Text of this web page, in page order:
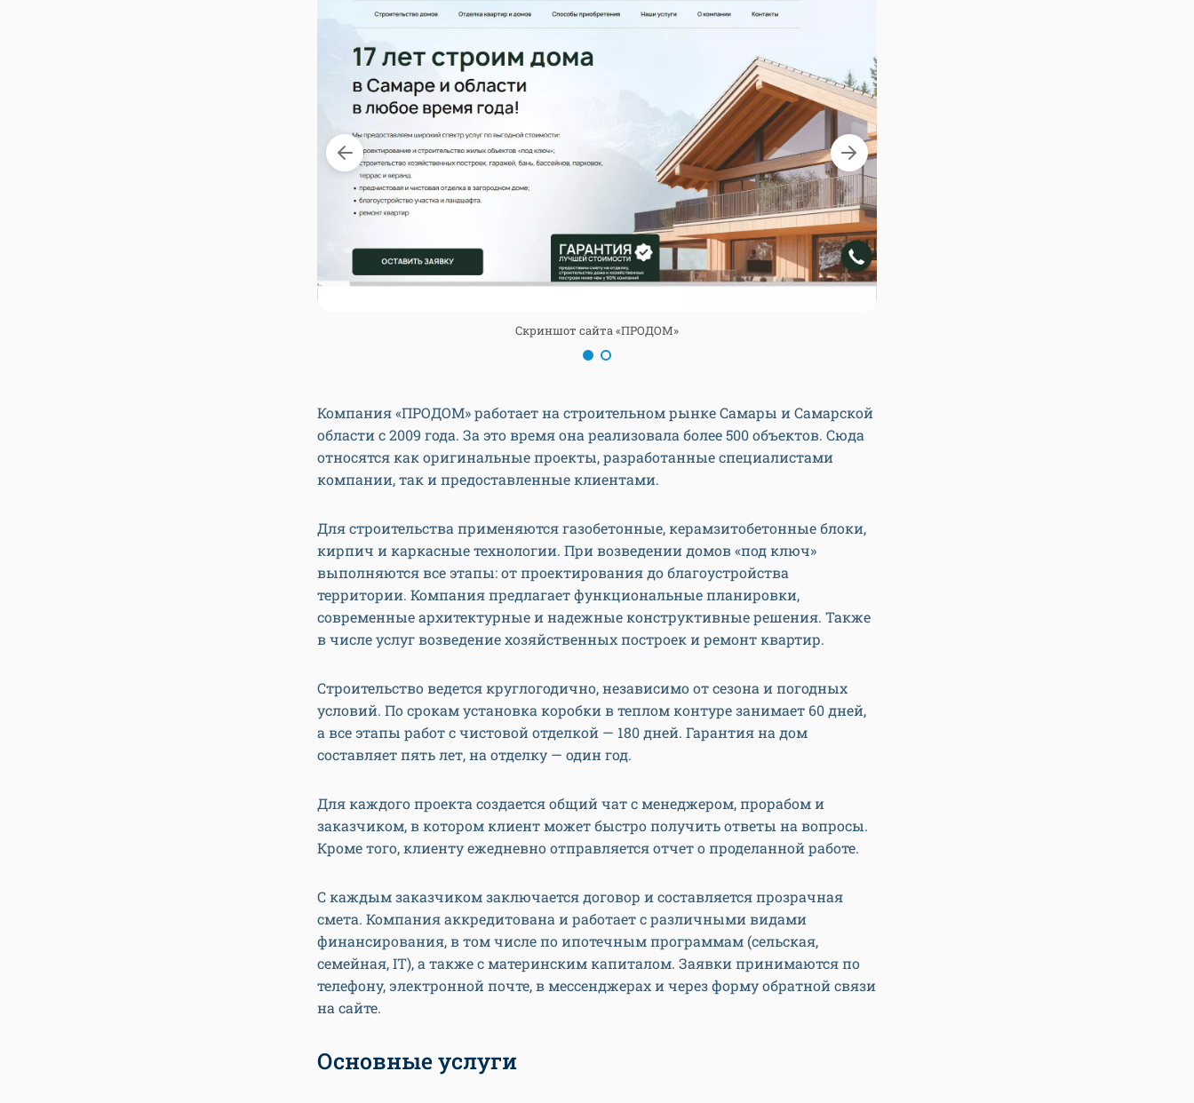
Скриншот сайта «ПРОДОМ»
Компания «ПРОДОМ» работает на строительном рынке Самары и Самарской
области с 2009 года. За это время она реализовала более 500 объектов. Сюда
относятся как оригинальные проекты, разработанные специалистами
компании, так и предоставленные клиентами.
Для строительства применяются газобетонные, керамзитобетонные блоки,
кирпич и каркасные технологии. При возведении домов «под ключ»
выполняются все этапы: от проектирования до благоустройства
территории. Компания предлагает функциональные планировки,
современные архитектурные и надежные конструктивные решения. Также
в числе услуг возведение хозяйственных построек и ремонт квартир.
Строительство ведется круглогодично, независимо от сезона и погодных
условий. По срокам установка коробки в теплом контуре занимает 60 дней,
а все этапы работ с чистовой отделкой — 180 дней. Гарантия на дом
составляет пять лет, на отделку — один год.
Для каждого проекта создается общий чат с менеджером, прорабом и
заказчиком, в котором клиент может быстро получить ответы на вопросы.
Кроме того, клиенту ежедневно отправляется отчет о проделанной работе.
С каждым заказчиком заключается договор и составляется прозрачная
смета. Компания аккредитована и работает с различными видами
финансирования, в том числе по ипотечным программам (сельская,
семейная, IT), а также с материнским капиталом. Заявки принимаются по
телефону, электронной почте, в мессенджерах и через форму обратной связи
на сайте.
Основные услуги